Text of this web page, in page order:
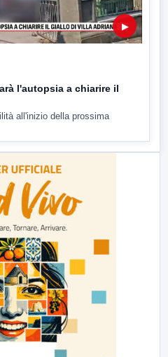
▶
l'autopsia a chiarire il
all'inizio della prossima